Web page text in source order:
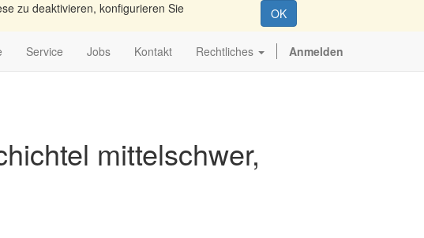
zu deaktivieren, konfigurieren Sie
OK
Service Jobs Kontakt Rechtliches Anmelden
mittelschwer,